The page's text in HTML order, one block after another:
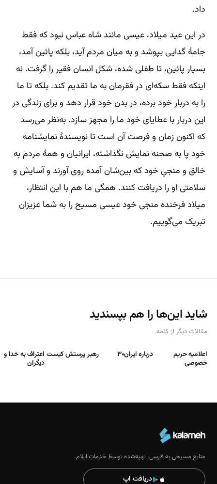
داد.
در این عید میلاد، عیسی مانند شاه ‌عباس نبود که فقط
جامۀ گدایی بپوشد و به‌ میان مردم آید، بلکه پائین آمد،
بسیار پائین، تا طفلی شده، شکل انسان فقیر را گرفت. نه
اینکه فقط سکه‌ای در فقرمان به ‌ما تقدیم کند. بلکه تا ما
را به دربار خود برده، در بدن خود قرار دهد و برای زندگی در
این دربار با عطایای خود ما را مجهز سازد. به‌نظر می‌رسد
که اکنون زمان و فرصت آن است تا نویسندۀ نمایشنامه
خود پا به صحنه نمایش نگذاشته، ایرانیان و همۀ مردم به
خالق و منجیِ خود که بین‌شان آمده روی آورند و آسایش و
سلامتی او را دریافت کنند. همگی ما هم با این انتظار،
میلاد فرخنده منجی خود عیسی مسیح را به شما عزیزان
تبریک می‌گوییم.
شاید این‌ها را هم بپسندید
مقالات دیگر از کلمه
اعلامیه حریم
خصوصی
درباره ایران۳۰ رهبر پرستش كيست اعتراف به خدا و
دیگران
منابع مسیحی به فارسی، تهیه‌شده توسط خدمات ایلام.
دریافت اپ